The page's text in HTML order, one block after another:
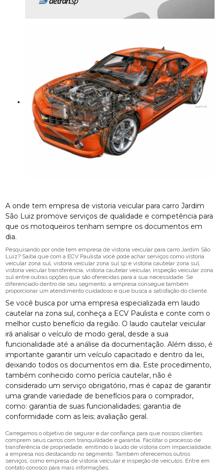
A onde tem empresa de vistoria veicular para carro Jardim
São Luiz promove serviços de qualidade e competência para
que os motoqueiros tenham sempre os documentos em
dia.
Pesquisando por onde tem empresa de vistoria veicular para carro Jardim São
Luiz? Saiba que com a ECV Paulista você pode achar serviços como vistoria
veicular zona sul, vistoria veicular zona sul sp e vistoria cautelar zona sul,
vistoria veicular transferência, vistoria cautelar veicular, inspeção veicular zona
sul entre outras opções que são oferecidas para a sua necessidade. Se
diferenciado dentro de seu segmento, a empresa consegue também
proporcionar um atendimento cuidadoso e que busca a satisfação do cliente.
Se você busca por uma empresa especializada em laudo
cautelar na zona sul, conheça a ECV Paulista e conte com o
melhor custo benefício da região. O laudo cautelar veicular
irá analisar o veículo de modo geral, desde a sua
funcionalidade até a análise da documentação. Além disso, é
importante garantir um veículo capacitado e dentro da lei,
deixando todos os documentos em dia. Este procedimento,
também conhecido como perícia cautelar, não é
considerado um serviço obrigatório, mas é capaz de garantir
uma grande variedade de benefícios para o comprador,
como: garantia de suas funcionalidades; garantia de
conformidade com as leis; avaliação geral.
Carregamos o objetivo de segurar e dar confiança para que nossos clientes
comprem seus carros com tranquilidade e garantia. Facilitar o processo de
transferência de propriedade, emitindo o laudo de vistoria com imparcialidade,
a empresa nos destacando no segmento. Também oferecemos outros
serviços, como empresa de vistoria veicular e inspeção de veículos. Entre em
contato conosco para mais informações.